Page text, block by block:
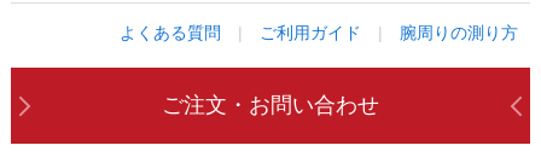
よくある質問 | ご利用ガイド | 腕周りの測り方
ご注文・お問い合わせ